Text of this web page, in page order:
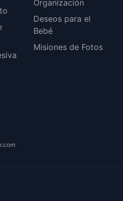
Organización
Deseos para el
Bebé
Misiones de Fotos